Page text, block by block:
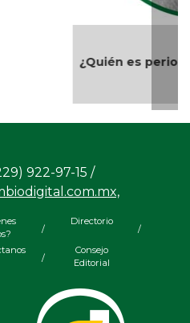
Editorial